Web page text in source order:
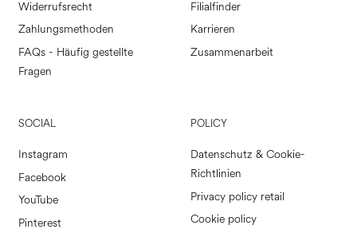
Widerrufsrecht
Zahlungsmethoden
FAQs - Häufig gestellte
Fragen
Filialfinder
Karrieren
Zusammenarbeit
SOCIAL
Instagram
Facebook
YouTube
Pinterest
POLICY
Datenschutz & Cookie-
Richtlinien
Privacy policy retail
Cookie policy